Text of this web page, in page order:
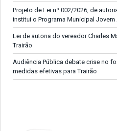
Projeto de Lei nº 002/2026, de
institui o Programa Municipal Jovem
Lei de autoria do vereador Charles
Trairão
Audiência Pública debate crise no
medidas efetivas para Trairão